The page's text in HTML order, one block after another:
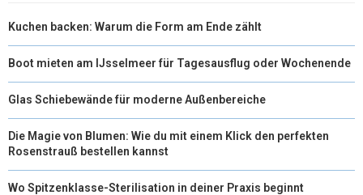
Kuchen backen: Warum die Form am Ende zählt
Boot mieten am IJsselmeer für Tagesausflug oder Wochenende
Glas Schiebewände für moderne Außenbereiche
Die Magie von Blumen: Wie du mit einem Klick den perfekten
Rosenstrauß bestellen kannst
Wo Spitzenklasse-Sterilisation in deiner Praxis beginnt